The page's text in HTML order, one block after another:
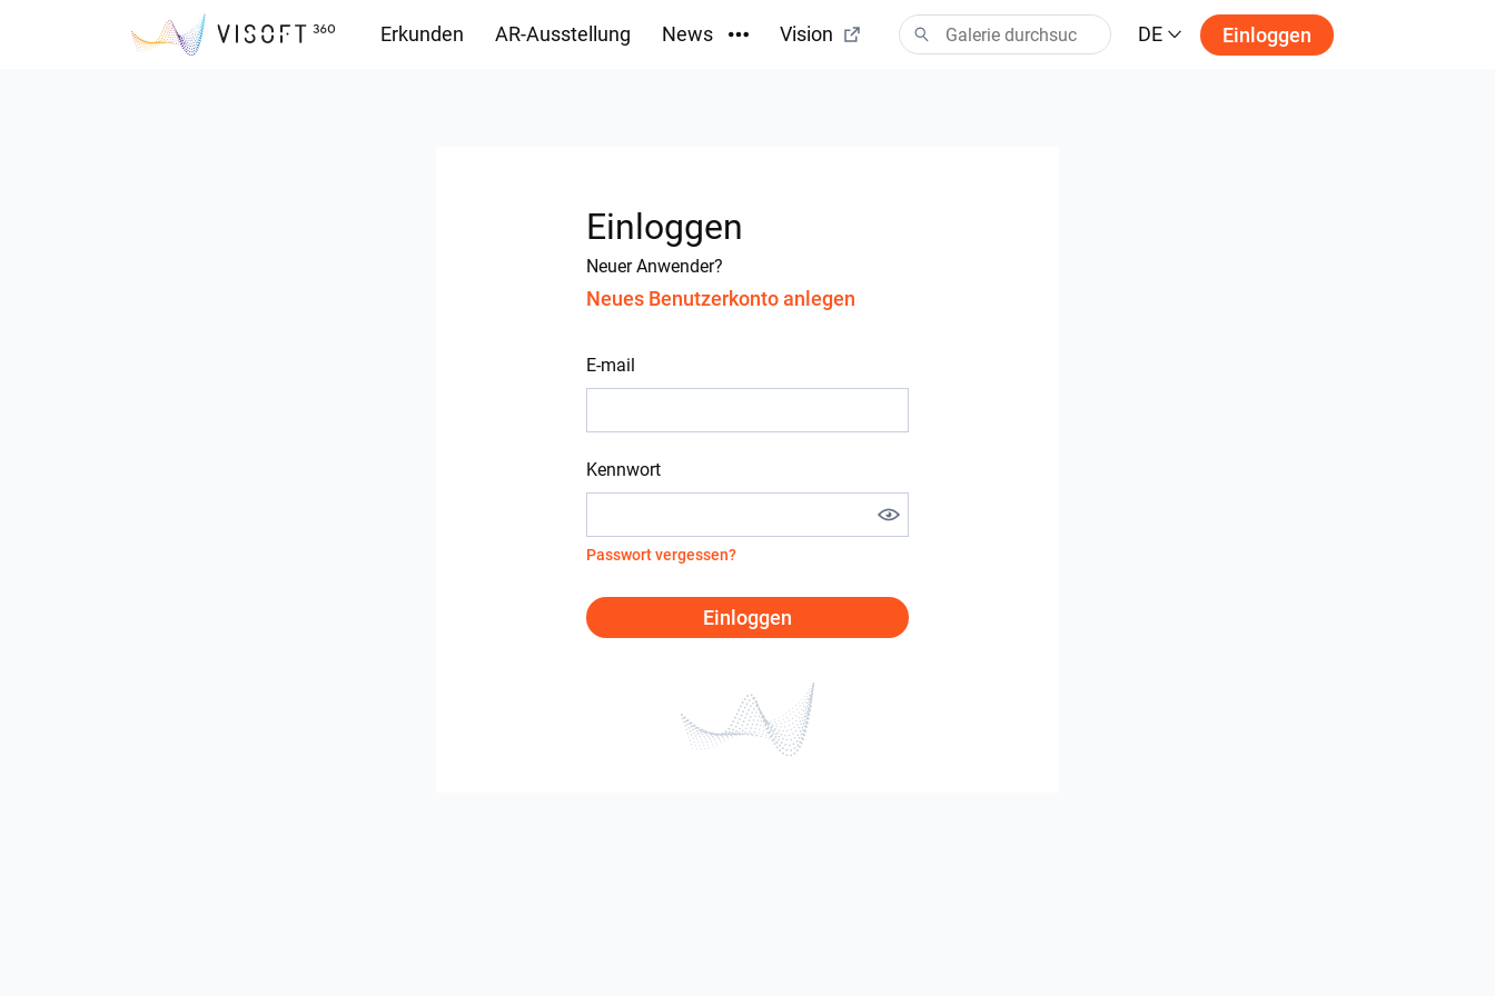
Erkunden AR-Ausstellung News Vision DE Einloggen
Einloggen
Neuer Anwender?
Neues Benutzerkonto anlegen
E-mail
Kennwort
Passwort vergessen?
Einloggen